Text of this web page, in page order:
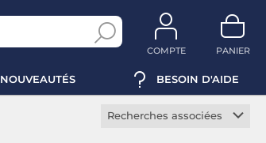
COMPTE PANIER
NOUVEAUTÉS BESOIN D'AIDE
Recherches associées